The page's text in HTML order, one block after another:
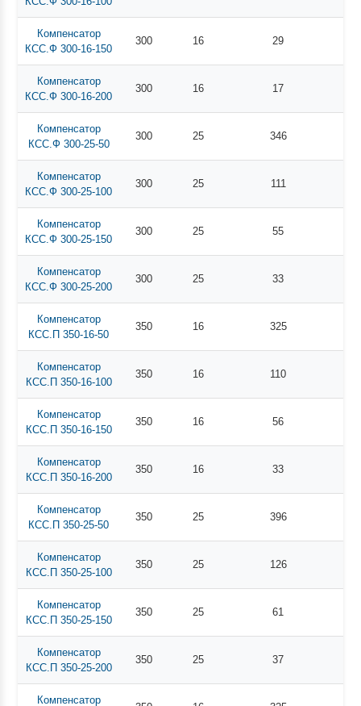
Компенсатор
КСС.Ф 300-16-150
300 16 29
Компенсатор
КСС.Ф 300-16-200
300 16 17
Компенсатор
КСС.Ф 300-25-50
300 25 346
Компенсатор
КСС.Ф 300-25-100
300 25 111
Компенсатор
КСС.Ф 300-25-150
300 25 55
Компенсатор
КСС.Ф 300-25-200
300 25 33
Компенсатор
КСС.П 350-16-50
350 16 325
Компенсатор
КСС.П 350-16-100
350 16 110
Компенсатор
КСС.П 350-16-150
350 16 56
Компенсатор
КСС.П 350-16-200
350 16 33
Компенсатор
КСС.П 350-25-50
350 25 396
Компенсатор
КСС.П 350-25-100
350 25 126
Компенсатор
КСС.П 350-25-150
350 25 61
Компенсатор
КСС.П 350-25-200
350 25 37
Компенсатор